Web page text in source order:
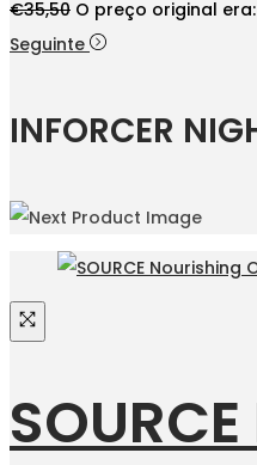
€35,50 O preço original
Seguinte
INFORCER